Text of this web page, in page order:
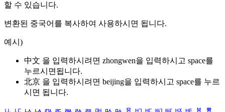
할 수 있습니다.
변환된 중국어를 복사하여 사용하시면 됩니다.
예시)
中文 을 입력하시려면 zhongwen을 입력하시고 space를
누르시면됩니다.
北京 을 입력하시려면 beijing을 입력하시고 space를 누르
시면 됩니다.